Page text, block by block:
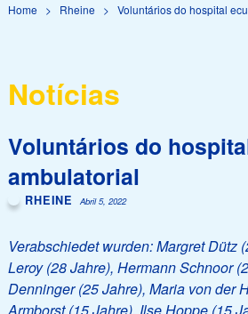
Home > Rheine > Voluntários do hospital
Notícias
Voluntários do
ambulatorial
RHEINE Abril 5, 2022
Verabschiedet wurden: Margret Dütz
Leroy (28 Jahre), Hermann Schnoor
Denninger (25 Jahre), Maria von der